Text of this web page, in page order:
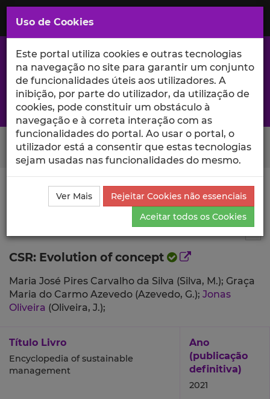
Saltar
para
Conteúdo
Principal
A excelência da investigação e ciência no Iscte
Search Button
Ciência_Iscte Publicações
Descrição Detalhada da
Publicação
CSR: Evolution of concept
Maria José Pires Carvalho da Silva (Silva, M.); Graça
Maria do Carmo Azevedo (Azevedo, G.); Jonas
Oliveira (Oliveira, J.);
Título Livro
Encyclopedia of sustainable
management
Ano
(publicação
definitiva)
2021
Uso de Cookies
Este portal utiliza cookies e outras tecnologias
na navegação no site para garantir um conjunto
de funcionalidades úteis aos utilizadores. A
inibição, por parte do utilizador, da utilização de
cookies, pode constituir um obstáculo à
navegação e à correta interação com as
funcionalidades do portal. Ao usar o portal, o
utilizador está a consentir que estas tecnologias
sejam usadas nas funcionalidades do mesmo.
Ver Mais
Rejeitar Cookies não essenciais
Aceitar todos os Cookies